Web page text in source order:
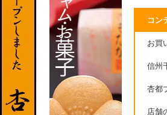
コン
お買
信州
杏都
店舗